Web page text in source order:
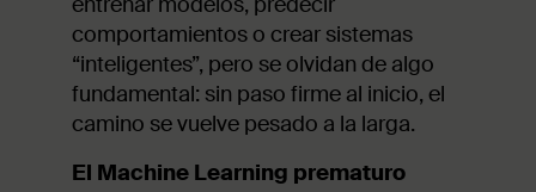
comportamientos o crear sistemas
“inteligentes”, pero se olvidan de algo
fundamental: sin paso firme al inicio, el
camino se vuelve pesado a la larga.
El Machine Learning prematuro